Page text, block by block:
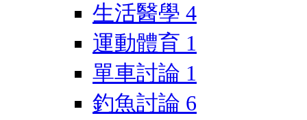
生活醫學 4
運動體育 1
單車討論 1
釣魚討論 6